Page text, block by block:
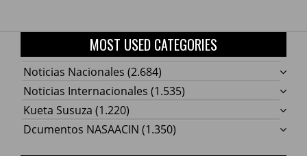
MOST USED CATEGORIES
Noticias Nacionales (2.684)
Noticias Internacionales (1.535)
Kueta Susuza (1.220)
Dcumentos NASAACIN (1.350)